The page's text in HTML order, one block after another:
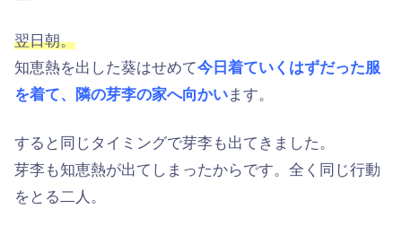
翌日朝。
知恵熱を出した葵はせめて今日着ていくはずだった服
を着て、隣の芽李の家へ向かいます。
すると同じタイミングで芽李も出てきました。
芽李も知恵熱が出てしまったからです。全く同じ行動
をとる二人。